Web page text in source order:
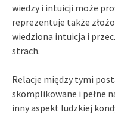
wiedzy i intuicji może
reprezentuje także
wiedziona intuicja i
strach.
Relacje między tymi
skomplikowane i pełne
inny aspekt ludzkiej